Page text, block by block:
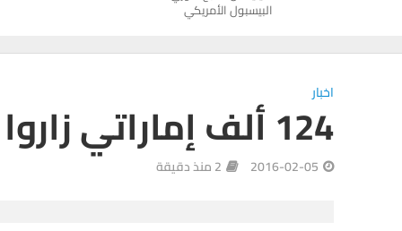
البيسبول الأمريكي
اخبار
124 ألف إماراتي زاروا تايلاند في 2015
2016-02-05 2 منذ دقيقة